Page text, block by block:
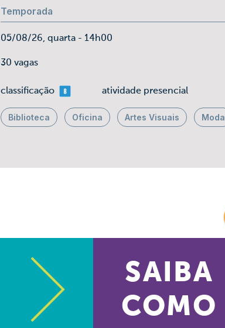
Temporada
05/08/26, quarta - 14h00
30 vagas
classificaçãomais 08 atividade presencial
Biblioteca Oficina Artes Visuais Moda
SAIBA
COMO